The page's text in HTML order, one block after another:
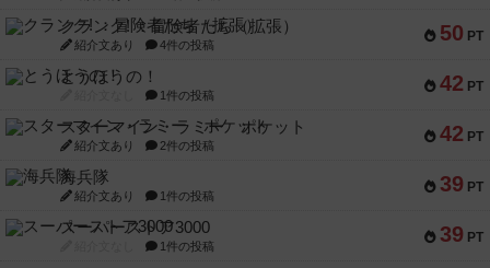
50 PT
クランク! ：冒険者たち（拡張）
紹介文あり 4件の投稿
42 PT
とうほうの！
1件の投稿
42 PT
スターマイン・ラミー ポケット
紹介文あり 2件の投稿
39 PT
海兵隊
紹介文あり 1件の投稿
39 PT
スーパーストア3000
1件の投稿